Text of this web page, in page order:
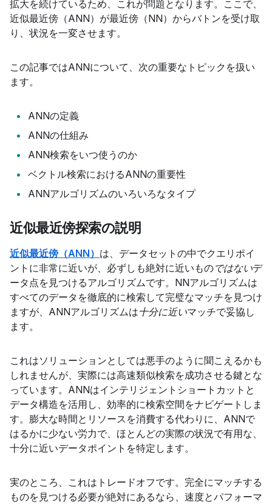
拡大を続けているため、これが問題となります。ここで、
近似最近傍（ANN）が最近傍（NN）からバトンを受け取
り、状況を一変させます。
この記事ではANNについて、次の重要なトピックを扱い
ます。
ANNの定義
ANNの仕組み
ANN検索をいつ使うのか
ベクトル検索におけるANNの重要性
ANNアルゴリズムのいろいろなタイプ
近似最近傍探索の説明
近似最近傍（ANN） は、データセットの中でクエリポイ
ントに非常に近いが、必ずしも絶対に近いものではないデ
ータ点を見つけるアルゴリズムです。NNアルゴリズムは
すべてのデータを徹底的に検索して完璧なマッチを見つけ
ますが、ANNアルゴリズムは十分に近いマッチで妥協し
ます。
これはソリューションとしては悪手のように聞こえるかも
しれませんが、実際には高速類似検索を成功させる鍵とな
っています。ANNはインテリジェントショートカットと
データ構造を活用し、効率的に検索空間をナビゲートしま
す。膨大な時間とリソースを消費する代わりに、ANNで
はるかに少ない労力で、ほとんどの実際の状況で有用な、
十分に近いデータポイントを特定します。
実のところ、これはトレードオフです。完全にマッチする
ものを見つける必要が絶対にあるなら、速度とパフォーマ